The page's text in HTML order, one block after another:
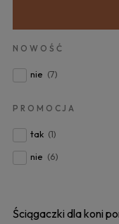
NOWOŚĆ
nie (7)
PROMOCJA
tak (1)
nie (6)
Ściągaczki dla koni